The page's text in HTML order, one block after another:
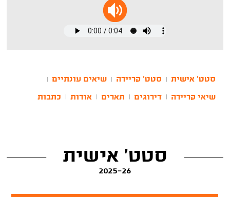
סטט' אישית סטט' קריירה שיאים עונתיים
שיאי קריירה דירוגים תארים אודות כתבות
סטט' אישית
2025-26